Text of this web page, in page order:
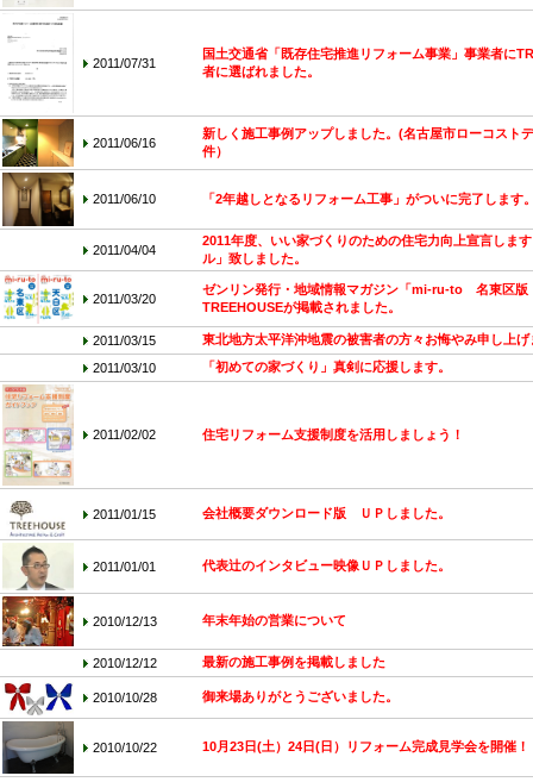
2011/07/31
国土交通省「既存住宅推進リフォーム事業」事業者に
者に選ばれました。
2011/06/16
新しく施工事例アップしました。(名古屋市ローコスト
件）
2011/06/10 「2年越しとなるリフォーム工事」がついに完了します
2011/04/04
2011年度、いい家づくりのための住宅力向上宣言しま
ル」致しました。
2011/03/20
ゼンリン発行・地域情報マガジン「mi-ru-to 名東区
TREEHOUSEが掲載されました。
2011/03/15
東北地方太平洋沖地震の被害者の方々お悔やみ申し上げ
2011/03/10
「初めての家づくり」真剣に応援します。
2011/02/02 住宅リフォーム支援制度を活用しましょう！
2011/01/15 会社概要ダウンロード版 ＵＰしました。
2011/01/01 代表辻のインタビュー映像ＵＰしました。
2010/12/13 年末年始の営業について
2010/12/12 最新の施工事例を掲載しました
2010/10/28 御来場ありがとうございました。
2010/10/22 10月23日(土）24日(日）リフォーム完成見学会を開催！